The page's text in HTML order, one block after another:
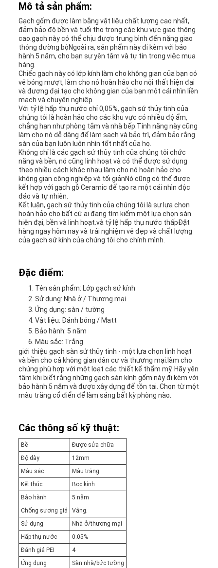
WEB
CHÍNH
SÁCH
BẢO
MẬT
Mô tả sản phẩm:
Gạch gốm được làm bằng vật liệu chất lượng cao nhất,
đảm bảo độ bền và tuổi thọ trong các khu vực giao thông
cao.gạch này có thể chịu được trung bình đến nặng giao
thông đường bộNgoài ra, sản phẩm này đi kèm với bảo
hành 5 năm, cho bạn sự yên tâm và tự tin trong việc mua
hàng.
Chiếc gạch này có lớp kính làm cho không gian của bạn có
vẻ bóng mượt, làm cho nó hoàn hảo cho nội thất hiện đại
và đương đại.tạo cho không gian của bạn một cái nhìn liền
mạch và chuyên nghiệp.
Với tỷ lệ hấp thụ nước chỉ 0,05%, gạch sứ thủy tinh của
chúng tôi là hoàn hảo cho các khu vực có nhiều độ ẩm,
chẳng hạn như phòng tắm và nhà bếp.Tính năng này cũng
làm cho nó dễ dàng để làm sạch và bảo trì, đảm bảo rằng
sàn của bạn luôn luôn nhìn tốt nhất của họ.
Không chỉ là các gạch sứ thủy tinh của chúng tôi chức
năng và bền, nó cũng linh hoạt và có thể được sử dụng
theo nhiều cách khác nhau.làm cho nó hoàn hảo cho
không gian công nghiệp và tối giảnNó cũng có thể được
kết hợp với gạch gỗ Ceramic để tạo ra một cái nhìn độc
đáo và tự nhiên.
Kết luận, gạch sứ thủy tinh của chúng tôi là sự lựa chọn
hoàn hảo cho bất cứ ai đang tìm kiếm một lựa chọn sàn
hiện đại, bền và linh hoạt.và tỷ lệ hấp thụ nước thấpĐặt
hàng ngay hôm nay và trải nghiệm vẻ đẹp và chất lượng
của gạch sứ kính của chúng tôi cho chính mình.
Đặc điểm:
Tên sản phẩm: Lớp gạch sứ kính
Sử dụng: Nhà ở / Thương mại
Ứng dụng: sàn / tường
Vật liệu: Đánh bóng / Matt
Bảo hành: 5 năm
Màu sắc: Trắng
giới thiệu gạch sàn sứ thủy tinh - một lựa chọn linh hoạt
và bền cho cả không gian dân cư và thương mại.làm cho
chúng phù hợp với một loạt các thiết kế thẩm mỹ. Hãy yên
tâm khi biết rằng những gạch sàn kính gốm này đi kèm với
bảo hành 5 năm và được xây dựng để tồn tại. Chọn từ một
màu trắng cổ điển để làm sáng bất kỳ phòng nào.
Các thông số kỹ thuật:
Bề
Được sửa chữa
Độ dày
12mm
Màu sắc
Màu trắng
Kết thúc.
Bọc kính
Bảo hành
5 năm
Chống sương giá
Vâng.
Sử dụng
Nhà ở/thương mại
Hấp thụ nước
0.05%
Đánh giá PEI
4
Ứng dụng
Sàn nhà/bức tường